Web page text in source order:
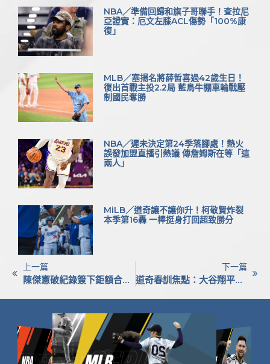
NBA／準備回歸和旗子哥聯手！查拉尼
亞證實：厄文左膝ACL傷勢「100%康
復」
MLB／塞揚名將薛哲喜過42歲生日！
復出首戰主投2.2局 藍鳥牛棚車輪戰壓
制國民奪勝
NBA／遲未決定第24季落腳處！熱火
誤發加盟直播引熱議 傳詹姆斯在等「這
兩人」
MiLB／道奇讓不讓你升！柯敬賢炸裂
本季第16轟 一棒挺身打回超致勝分
上一篇
陳傑憲破紀錄簽下鉅額合約！可望突破1.5億大關
下一篇
道奇春訓焦點：大谷翔平、山本由伸、佐佐木朗希首度同場亮相